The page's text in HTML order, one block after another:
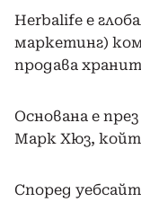
Herbalife е
маркетинг)
продава
Основана е
Марк Хюз,
Според